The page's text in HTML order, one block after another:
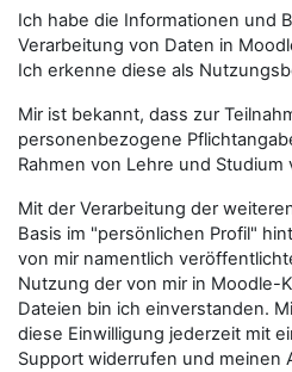
Ich habe die Informationen und
Verarbeitung von Daten in
Ich erkenne diese als
Mir ist bekannt, dass zur
personenbezogene
Rahmen von Lehre und
Mit der Verarbeitung der
Basis im "persönlichen Profil"
von mir namentlich
Nutzung der von mir in Moodle-
Dateien bin ich einverstanden.
diese Einwilligung jederzeit mit
Support widerrufen und meinen